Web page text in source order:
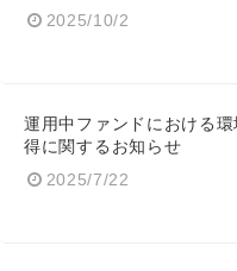
2025/10/2
運用中ファンドにおける環
得に関するお知らせ
2025/7/22